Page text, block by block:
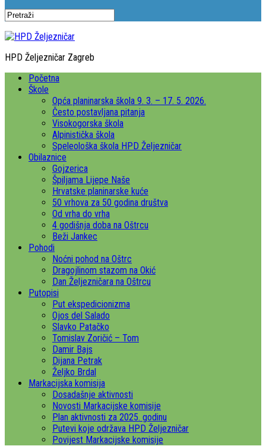
HPD Željezničar Zagreb
Početna
Škole
Opća planinarska škola 9. 3. – 17. 5. 2026.
Često postavljana pitanja
Visokogorska škola
Alpinistička škola
Speleološka škola HPD Željezničar
Obilaznice
Gojzerica
Špiljama Lijepe Naše
Hrvatske planinarske kuće
50 vrhova za 50 godina društva
Od vrha do vrha
4 godišnja doba na Oštrcu
Beži Jankec
Pohodi
Noćni pohod na Oštrc
Dragojlinom stazom na Okić
Dan Željezničara na Oštrcu
Putopisi
Put ekspedicionizma
Ojos del Salado
Slavko Patačko
Tomislav Zoričić – Tom
Damir Bajs
Dijana Petrak
Željko Brdal
Markacijska komisija
Dosadašnje aktivnosti
Novosti Markacijske komisije
Plan aktivnosti za 2025. godinu
Putevi koje održava HPD Željezničar
Povijest Markacijske komisije